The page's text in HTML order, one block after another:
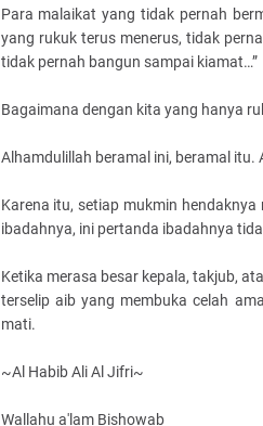
Para malaikat yang tidak pernah
yang rukuk terus menerus, tidak
tidak pernah bangun sampai kiamat…”
Bagaimana dengan kita yang hanya
Alhamdulillah beramal ini, beramal itu.
Karena itu, setiap mukmin
ibadahnya, ini pertanda ibadahnya
Ketika merasa besar kepala, takjub,
terselip aib yang membuka celah
mati.
~Al Habib Ali Al Jifri~
Wallahu a'lam Bishowab